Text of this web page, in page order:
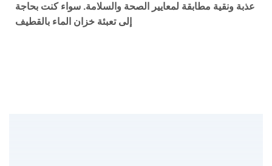
عذبة ونقية مطابقة لمعايير الصحة والسلامة. سواء كنت بحاجة
إلىتعبئة خزان الماء بالقطيف